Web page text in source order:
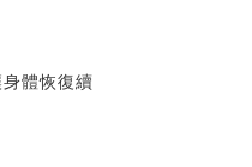
體恢復續